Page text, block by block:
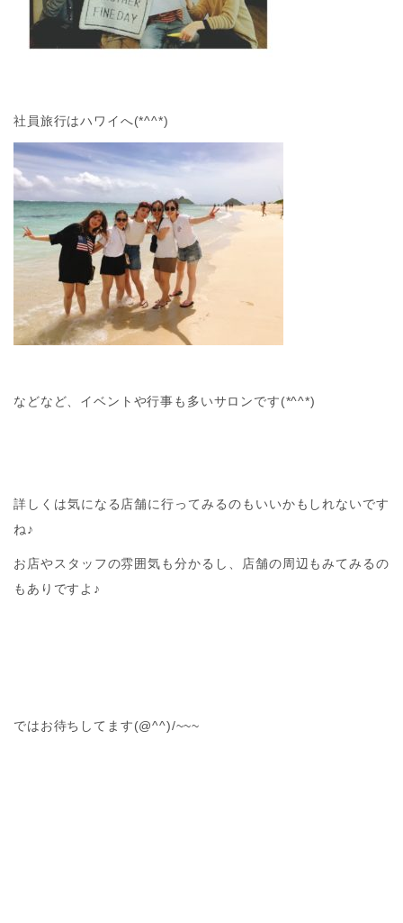
社員旅行はハワイへ(*^^*)
などなど、イベントや行事も多いサロンです(*^^*)
詳しくは気になる店舗に行ってみるのもいいかもしれないです
ね♪
お店やスタッフの雰囲気も分かるし、店舗の周辺もみてみるの
もありですよ♪
ではお待ちしてます(@^^)/~~~